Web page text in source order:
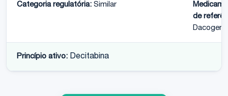
Categoria regulatória: Similar
de
Dacogen
Princípio ativo: Decitabina